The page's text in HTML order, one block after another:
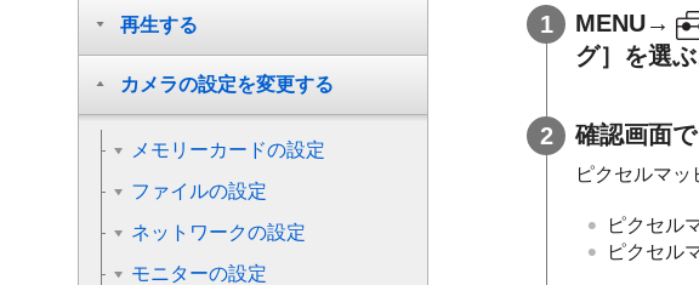
MENU→
グ］ を選ぶ
確認画面で
ピクセルマッ
ピクセル
ピクセル
再生する
カメラの設定を変更する
メモリーカードの設定
ファイルの設定
ネットワークの設定
モニターの設定